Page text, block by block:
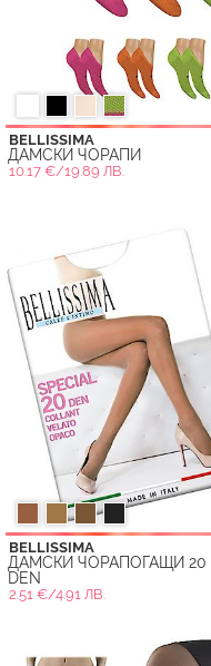
BELLISSIMA
ДАМСКИ ЧОРАПИ
10.17 €/19.89 ЛВ.
BELLISSIMA
ДАМСКИ ЧОРАПОГАЩИ 20
DEN
2.51 €/4.91 ЛВ.